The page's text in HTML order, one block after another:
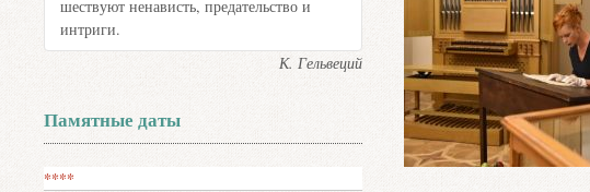
шествуют ненависть, предательство и
интриги.
К. Гельвеций
Памятные даты
****